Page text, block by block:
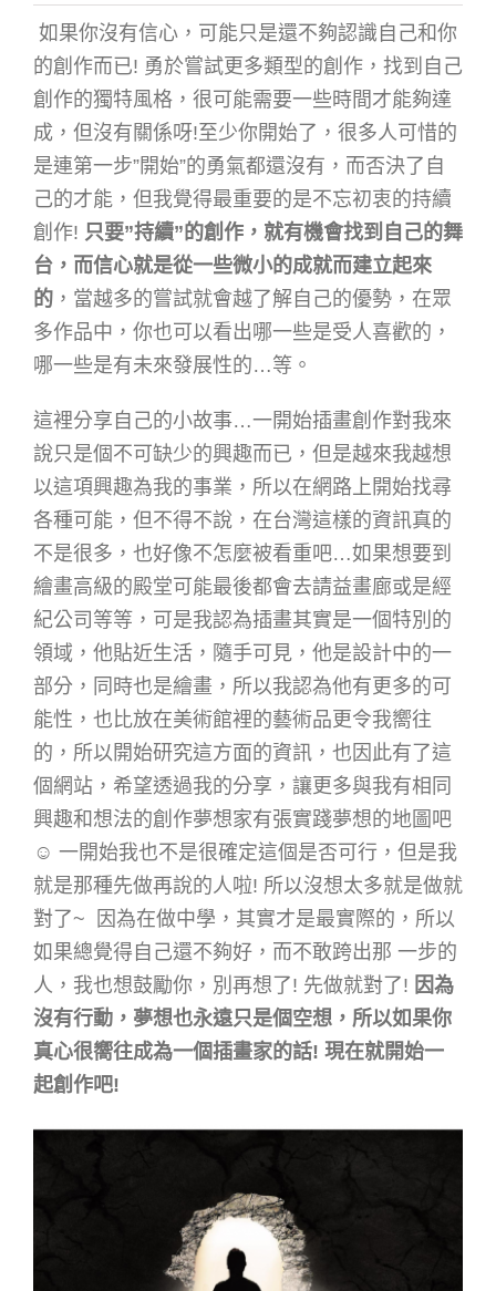
如果你沒有信心，可能只是還不夠認識自己和你
的創作而已! 勇於嘗試更多類型的創作，找到自己
創作的獨特風格，很可能需要一些時間才能夠達
成，但沒有關係呀!至少你開始了，很多人可惜的
是連第一步”開始”的勇氣都還沒有，而否決了自
己的才能，但我覺得最重要的是不忘初衷的持續
創作! 只要”持續”的創作，就有機會找到自己的舞
台，而信心就是從一些微小的成就而建立起來
的，當越多的嘗試就會越了解自己的優勢，在眾
多作品中，你也可以看出哪一些是受人喜歡的，
哪一些是有未來發展性的…等。
這裡分享自己的小故事…一開始插畫創作對我來
說只是個不可缺少的興趣而已，但是越來我越想
以這項興趣為我的事業，所以在網路上開始找尋
各種可能，但不得不說，在台灣這樣的資訊真的
不是很多，也好像不怎麼被看重吧…如果想要到
繪畫高級的殿堂可能最後都會去請益畫廊或是經
紀公司等等，可是我認為插畫其實是一個特別的
領域，他貼近生活，隨手可見，他是設計中的一
部分，同時也是繪畫，所以我認為他有更多的可
能性，也比放在美術館裡的藝術品更令我嚮往
的，所以開始研究這方面的資訊，也因此有了這
個網站，希望透過我的分享，讓更多與我有相同
興趣和想法的創作夢想家有張實踐夢想的地圖吧
☺ 一開始我也不是很確定這個是否可行，但是我
就是那種先做再說的人啦! 所以沒想太多就是做就
對了~ 因為在做中學，其實才是最實際的，所以
如果總覺得自己還不夠好，而不敢跨出那 一步的
人，我也想鼓勵你，別再想了! 先做就對了! 因為
沒有行動，夢想也永遠只是個空想，所以如果你
真心很嚮往成為一個插畫家的話! 現在就開始一
起創作吧!